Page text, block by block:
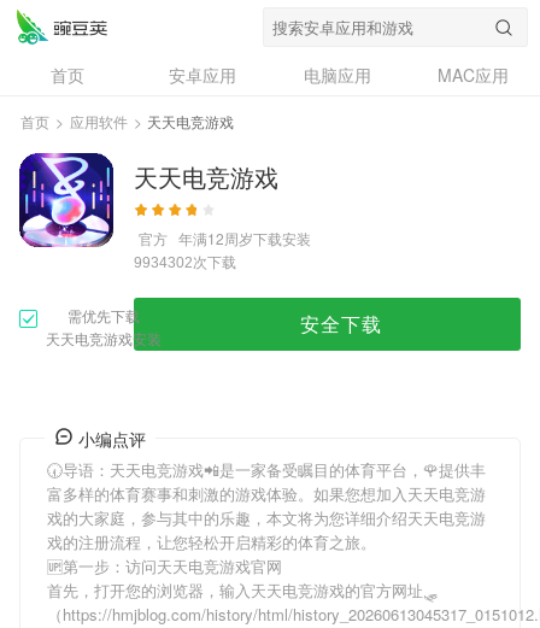
首页 安卓应用 电脑应用
MAC应用
资讯
专题
问答
首页 > 应用软件 > 天天电竞游戏
天天电竞游戏
官方 年满12周岁下载安装
9934302次下载
需优先下载
天天电竞游戏安装
安全下载
小编点评
🕢导语： 天天电竞游戏📲是一家备受瞩目的体育平台，🌹提供丰
富多样的体育赛事和刺激的游戏体验。如果您想加入天天电竞游
戏的大家庭，参与其中的乐趣，本文将为您详细介绍天天电竞游
戏的注册流程，让您轻松开启精彩的体育之旅。
🆙第一步：访问天天电竞游戏官网
首先，打开您的浏览器，输入天天电竞游戏的官方网址🛷
（https://hmjblog.com/history/html/